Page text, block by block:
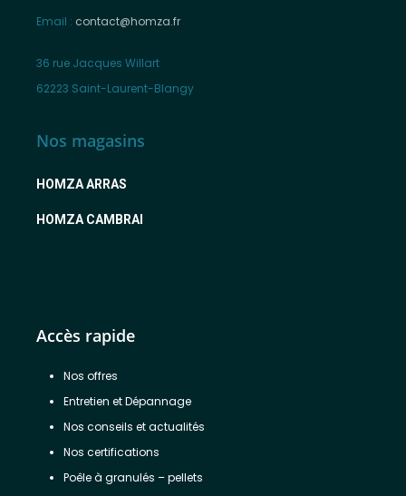
Email : contact@homza.fr
36 rue Jacques Willart
62223 Saint-Laurent-Blangy
Nos magasins
HOMZA ARRAS
HOMZA CAMBRAI
Accès rapide
Nos offres
Entretien et Dépannage
Nos conseils et actualités
Nos certifications
Poêle à granulés – pellets